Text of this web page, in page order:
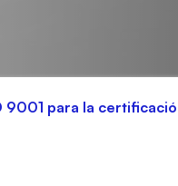
9001 para la